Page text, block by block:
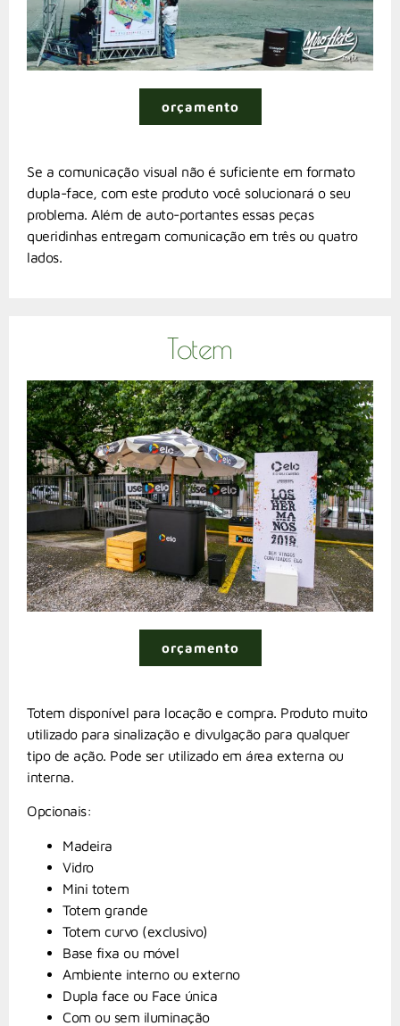
orçamento
Se a comunicação visual não é suficiente em formato
dupla-face, com este produto você solucionará o seu
problema. Além de auto-portantes essas peças
queridinhas entregam comunicação em três ou quatro
lados.
Totem disponível para locação e compra. Produto muito
utilizado para sinalização e divulgação para qualquer
tipo de ação. Pode ser utilizado em área externa ou
interna.
Opcionais:
Madeira
Vidro
Mini totem
Totem grande
Totem curvo (exclusivo)
Base fixa ou móvel
Ambiente interno ou externo
Dupla face ou Face única
Com ou sem iluminação
Totem
orçamento